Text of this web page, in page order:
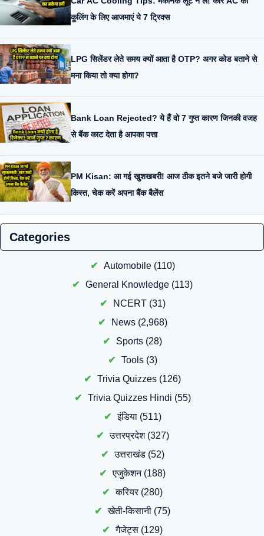
कूलिंग के लिए आजमाएं ये 7 ट्रिक्स
LPG सिलेंडर लेते समय क्यों आता है OTP? अगर कोड बताने से
मना किया तो क्या होगा?
Bank Loan Rejected? ये हैं वो 7 गुप्त कारण जिनकी वजह
से बैंक काट देता है आपका पत्ता
PM Kisan: आ गई खुशखबरी! आज ठीक इतने बजे जारी होगी
किस्त, चेक करें अपना बैंक बैलेंस
Categories
Automobile(110)
General Knowledge (113)
NCERT(31)
News(2,968)
Sports (28)
Tools(3)
Trivia Quizzes (126)
Trivia Quizzes Hindi (55)
इंडिया(511)
उत्तरप्रदेश(327)
उत्तराखंड(52)
एजुकेशन(188)
करियर(280)
खेती-किसानी (75)
गैजेट्स (129)